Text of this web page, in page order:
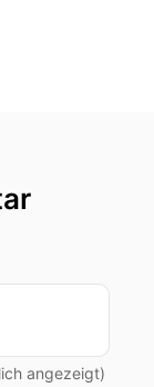
angezeigt)